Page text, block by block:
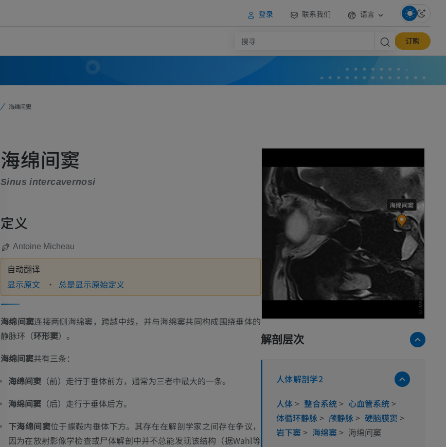
登录 联系我们 语言
订购
海绵间窦
海绵间窦
Sinus intercavernosi
定义
Antoine Micheau
自动翻译
显示原文 总是显示原始定义
海绵间窦连接两侧海绵窦，跨越中线，并与海绵窦共同构成围绕垂体的
静脉环（环形窦）。
海绵间窦共有三条：
海绵间窦 （前）走行于垂体前方，通常为三者中最大的一条。
海绵间窦 （后）走行于垂体后方。
下海绵间窦位于蝶鞍内垂体下方。其存在在解剖学家之间存在争议，
因为在放射影像学检查或尸体解剖中并不总能发现该结构（据Wahl等
解剖层次
人体解剖学2
人体> 整合系统> 心血管系统>
体循环静脉> 颅静脉> 硬脑膜窦 >
岩下窦 > 海绵窦 > 海绵间窦